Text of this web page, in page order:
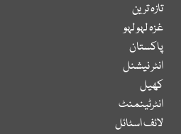
تازہ ترین
غزہ لہو لہو
پاکستان
انٹر نیشنل
کھیل
انٹرٹینمنٹ
لائف اسٹائل